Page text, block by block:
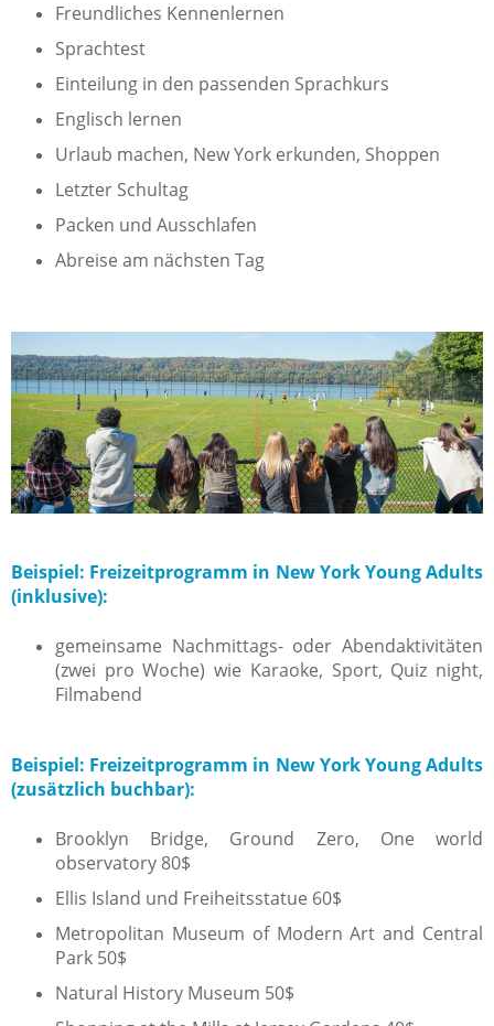
Freundliches Kennenlernen
Sprachtest
Einteilung in den passenden Sprachkurs
Englisch lernen
Urlaub machen, New York erkunden, Shoppen
Letzter Schultag
Packen und Ausschlafen
Abreise am nächsten Tag
Beispiel: Freizeitprogramm in New York Young Adults
(inklusive):
gemeinsame Nachmittags- oder Abendaktivitäten
(zwei pro Woche) wie Karaoke, Sport, Quiz night,
Filmabend
Beispiel: Freizeitprogramm in New York Young Adults
(zusätzlich buchbar):
Brooklyn Bridge, Ground Zero, One world
observatory 80$
Ellis Island und Freiheitsstatue 60$
Metropolitan Museum of Modern Art and Central
Park 50$
Natural History Museum 50$